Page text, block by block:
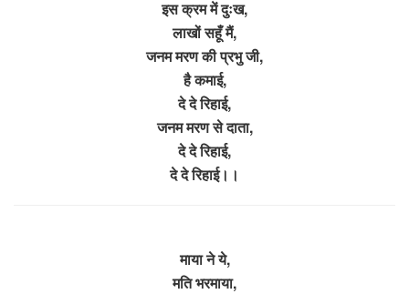
इस क्रम में दुःख,
लाखों सहूँ मैं,
जनम मरण की प्रभु जी,
है कमाई,
दे दे रिहाई,
जनम मरण से दाता,
दे दे रिहाई,
दे दे रिहाई।।
माया ने ये,
मति भरमाया,